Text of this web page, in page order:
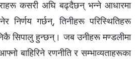
कसरी अघि बढ्दैछन् भन्ने आधारमा
निर्णय गर्छन्, तिनीहरू परिस्थितिहरू
सिपालु हुन्छन्। जब उनीहरू मण्डलीमा
बाहिरिने रणनीति र सम्भाव्यताहरूका